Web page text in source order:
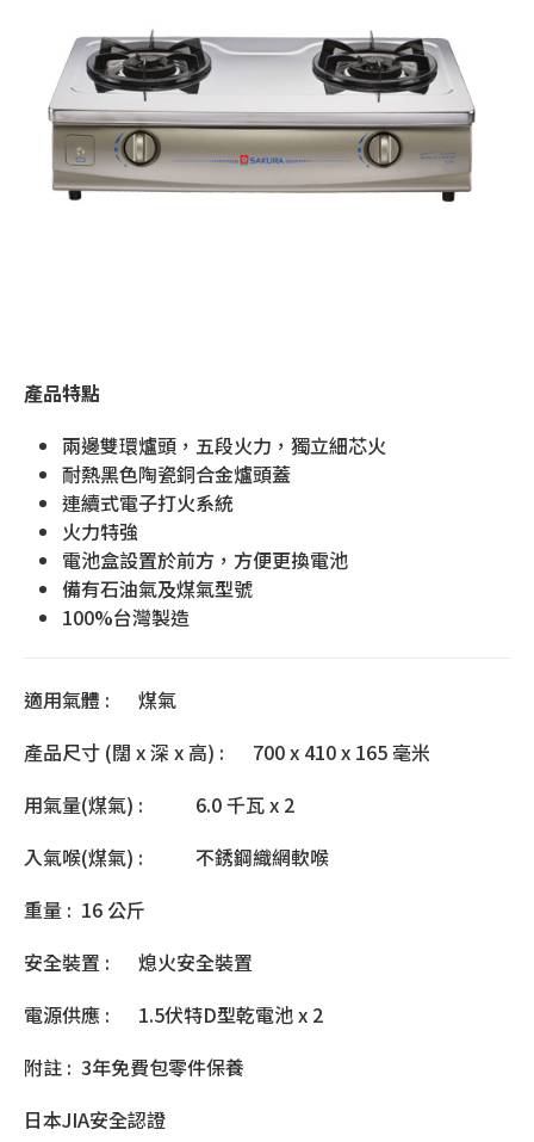
產品特點
兩邊雙環爐頭，五段火力，獨立細芯火
耐熱黑色陶瓷銅合金爐頭蓋
連續式電子打火系統
火力特強
電池盒設置於前方，方便更換電池
備有石油氣及煤氣型號
100%台灣製造
適用氣體 : 煤氣
產品尺寸 (闊 x 深 x 高) : 700 x 410 x 165 毫米
用氣量(煤氣) : 6.0 千瓦 x 2
入氣喉(煤氣) : 不銹鋼織網軟喉
重量 : 16 公斤
安全裝置 : 熄火安全裝置
電源供應 : 1.5伏特D型乾電池 x 2
附註 : 3年免費包零件保養
日本JIA安全認證